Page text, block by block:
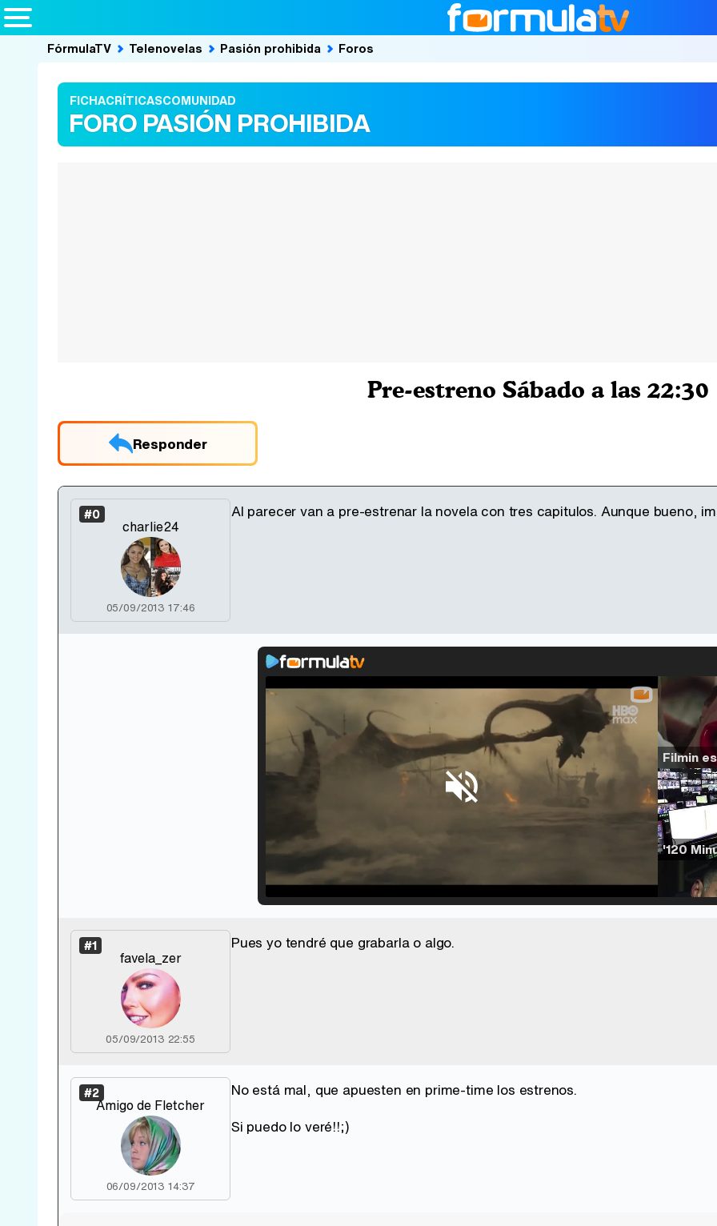
FórmulaTV Telenovelas Pasión prohibida Foros
FICHACRÍTICASCOMUNIDAD
FORO PASIÓN PROHIBIDA
Pre-estreno Sábado a las 22:30
Responder
#0
charlie24
05/09/2013 17:46
Al parecer van a pre-estrenar la novela con tres capitulos. Aunque bueno,
Unmute
#1
favela_zer
05/09/2013 22:55
Pues yo tendré que grabarla o algo.
#2
Amigo de Fletcher
06/09/2013 14:37
No está mal, que apuesten en prime-time los estrenos.
Si puedo lo veré!!;)